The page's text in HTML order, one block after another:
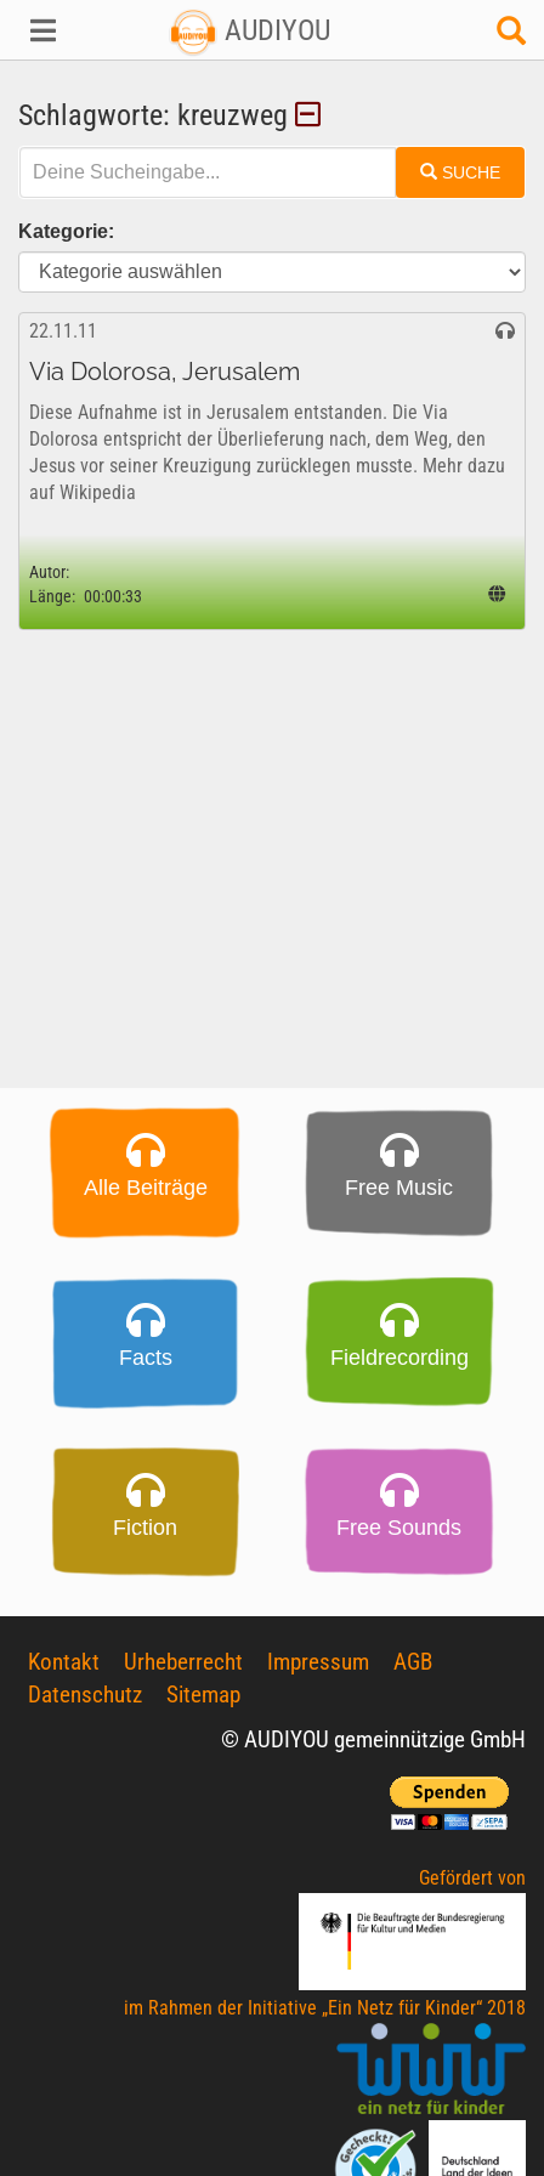
AUDIYOU
Schlagworte: kreuzweg
SUCHE
Kategorie:
22.11.11
Via Dolorosa, Jerusalem
Diese Aufnahme ist in Jerusalem entstanden. Die Via
Dolorosa entspricht der Überlieferung nach, dem Weg, den
Jesus vor seiner Kreuzigung zurücklegen musste. Mehr dazu
auf Wikipedia
Autor:
Länge: 00:00:33
Alle Beiträge Free Music
Facts Fieldrecording
Fiction Free Sounds
Kontakt Urheberrecht Impressum
AGB
Datenschutz
Sitemap
© AUDIYOU gemeinnützige GmbH
Gefördert von
im Rahmen der Initiative „Ein Netz für Kinder“ 2018